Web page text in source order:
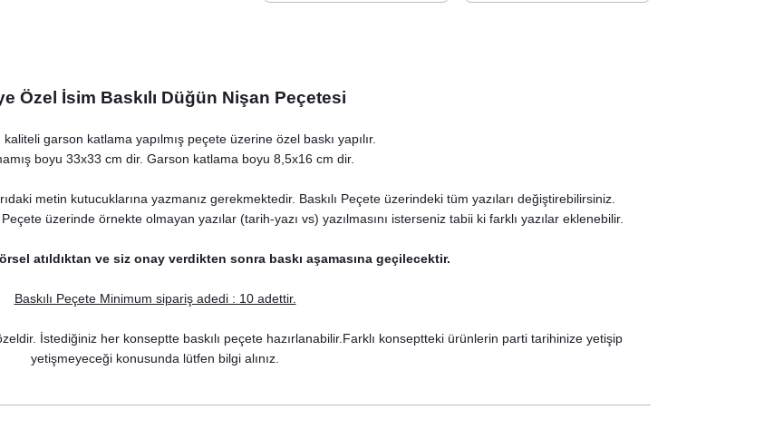
TL
Özel İsim Baskılı Düğün Nişan Peçetesi
kaliteli garson katlama yapılmış peçete üzerine özel baskı yapılır.
boyu 33x33 cm dir. Garson katlama boyu 8,5x16 cm dir.
metin kutucuklarına yazmanız gerekmektedir. Baskılı Peçete üzerindeki tüm yazıları değiştirebilirsiniz.
üzerinde örnekte olmayan yazılar (tarih-yazı vs) yazılmasını isterseniz tabii ki farklı yazılar eklenebilir.
atıldıktan ve siz onay verdikten sonra baskı aşamasına geçilecektir.
Baskılı Peçete Minimum sipariş adedi : 10 adettir.
İstediğiniz her konseptte baskılı peçete hazırlanabilir.Farklı konseptteki ürünlerin parti tarihinize yetişip
yetişmeyeceği konusunda lütfen bilgi alınız.